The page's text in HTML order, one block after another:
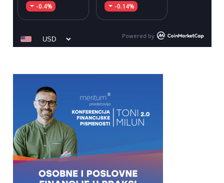
-0.4% -0.14%
Powered by